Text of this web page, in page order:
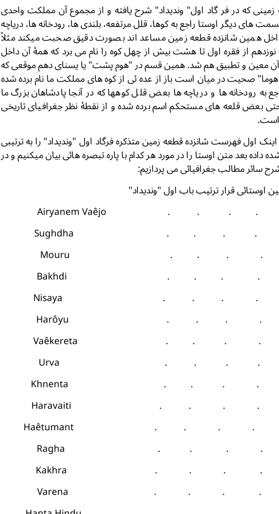
زمینی که در فر گاد اول" وندیداد" شرح یافته و از مجموع آن مملکت واحدی
های دیگر اوستا راجع به کوها، قلل مرتفعه، بلندی ها، رودخانه ها، دریاچه
همین شانزده قطعه زمین مساعد اند بصورت دقیق صحبت میکند مثلاً
از فقره اول تا هشت بیش از چهل کوه را نام می برد که همۀ آن داخل
آن معین و تطبیق هم شد. همین قسم در "هوم پشت" یا یسنای دهم موقعی که
صحیت در میان است باز از عده ئی از کوه های مملکت ما نام برده شده
رودخانه ها و دریاچه ها بعض قلل کوهها که در آنجا پادشاهان بزرگ ما
حتی بعض قلعه های مستحکم اسم برده شده و از نقطۀ نظر جغرافیای تاریخی
است.
اول فهرست شانزده قطعه زمین متذکره فرگاد اول "وندیداد" را به ترتیبی
داده بعد متن اوستا را در مورد هر کدام با پاره تبصره هائی بیان میکنیم و در
سائر مطالب جغرافیائی می پردازیم: